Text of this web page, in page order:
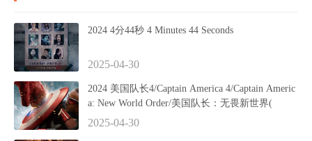
2024 4分44秒 4 Minutes 44 Seconds
2025-04-30
2024 美国队长4/Captain America 4/Captain Americ
a: New World Order/美国队长：无畏新世界(
2025-04-30